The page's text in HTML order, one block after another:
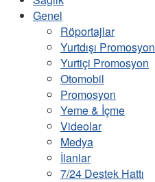
Genel
Röportajlar
Yurtdışı Promosyon
Yurtiçi Promosyon
Otomobil
Promosyon
Yeme & İçme
Videolar
Medya
İlanlar
7/24 Destek Hattı